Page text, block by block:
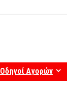
Οδηγοί Αγορών